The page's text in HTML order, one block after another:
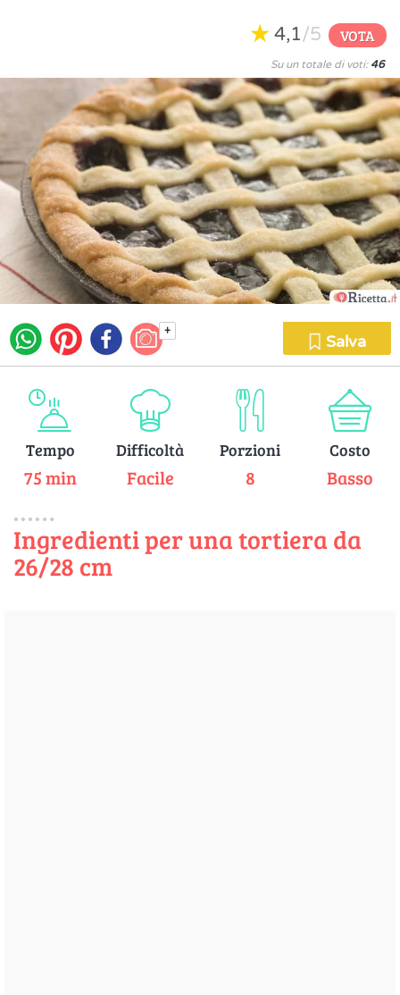
4,1/5 VOTA
Su un totale di voti: 46
+
Salva
Tempo
75 min
Difficoltà
Facile
Porzioni
8
Costo
Basso
Ingredienti per una tortiera da
26/28 cm